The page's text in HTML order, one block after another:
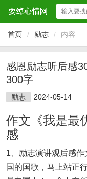
首页 / 励志 / 内容
感恩励志听后感
300字
励志 2024-05-14
作文《我是最
感
1、励志演讲观后感
国的国歌，马上站正